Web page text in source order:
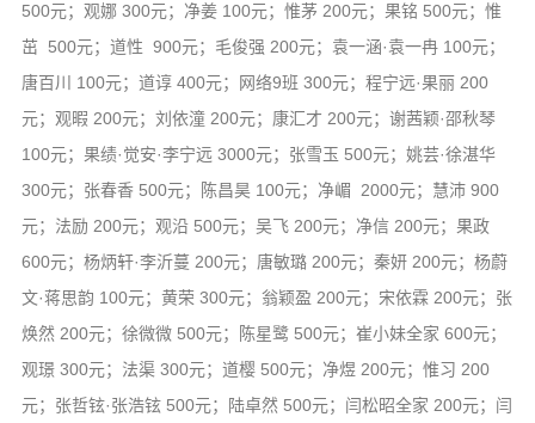
500元；观娜 300元；净姜 100元；惟茅 200元；果铭 500元；惟
茁 500元；道性 900元；毛俊强 200元；袁一涵·袁一冉 100元；
唐百川 100元；道谆 400元；网络9班 300元；程宁远·果丽 200
元；观暇 200元；刘依潼 200元；康汇才 200元；谢茜颖·邵秋琴
100元；果绩·觉安·李宁远 3000元；张雪玉 500元；姚芸·徐湛华
300元；张春香 500元；陈昌昊 100元；净嵋 2000元；慧沛 900
元；法励 200元；观沿 500元；吴飞 200元；净信 200元；果政
600元；杨炳轩·李沂蔓 200元；唐敏璐 200元；秦妍 200元；杨蔚
文·蒋思韵 100元；黄荣 300元；翁颖盈 200元；宋依霖 200元；张
焕然 200元；徐微微 500元；陈星鹭 500元；崔小妹全家 600元；
观璟 300元；法渠 300元；道樱 500元；净煜 200元；惟习 200
元；张哲铉·张浩铉 500元；陆卓然 500元；闫松昭全家 200元；闫